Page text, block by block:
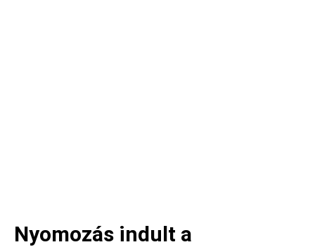
Nyomozás indult a